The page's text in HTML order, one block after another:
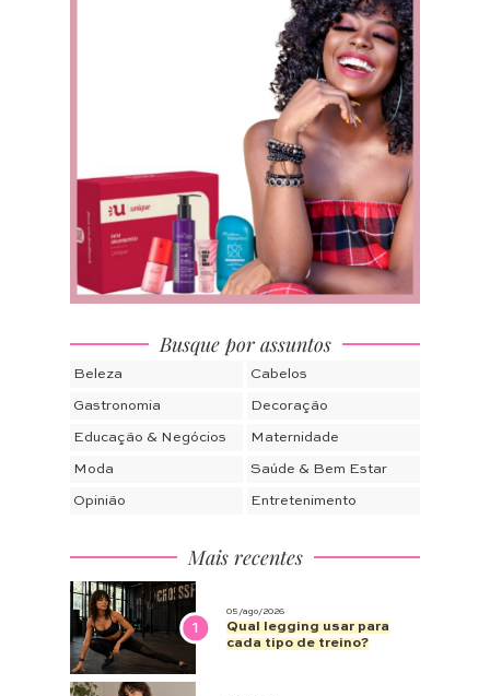
Busque por assuntos
Beleza Cabelos
Gastronomia Decoração
Educação & Negócios Maternidade
Moda Saúde & Bem Estar
Opinião Entretenimento
Mais recentes
1
05/ago/2026
Qual legging usar para
cada tipo de treino?